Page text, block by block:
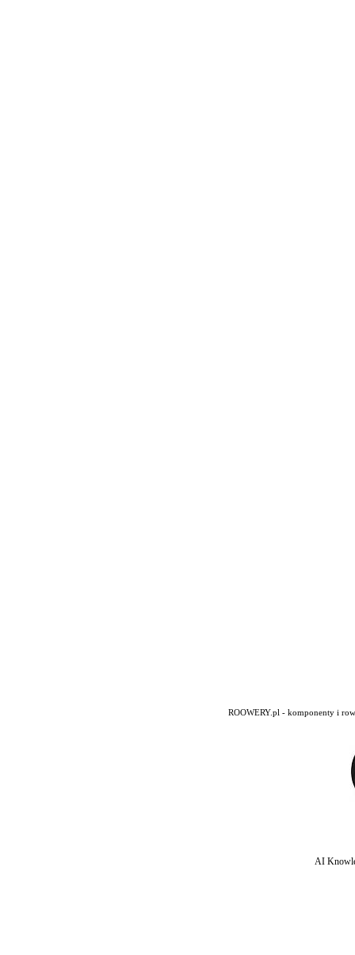
ROOWERY.pl - komponenty i
AI